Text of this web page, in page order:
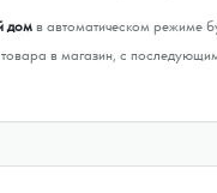
домв автоматическом режиме
в магазин, с